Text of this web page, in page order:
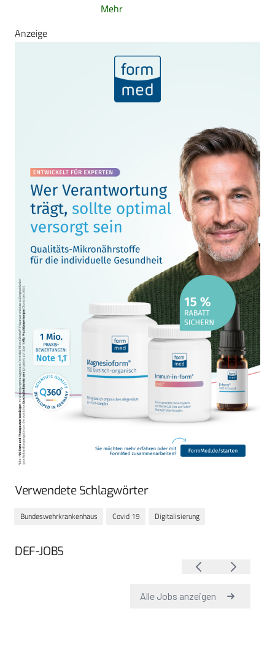
Mehr
Anzeige
Verwendete Schlagwörter
Bundeswehrkrankenhaus Covid 19 Digitalisierung
DEF-JOBS